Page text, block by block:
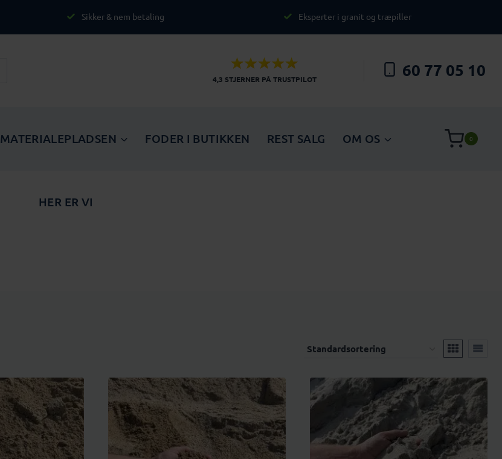
Sikker & nem betaling Eksperter i granit og træpiller
4,3 STJERNER PÅ TRUSTPILOT 60 77 05 10
MATERIALEPLADSEN FODER I BUTIKKEN REST SALG OM OS
HER ER VI
0